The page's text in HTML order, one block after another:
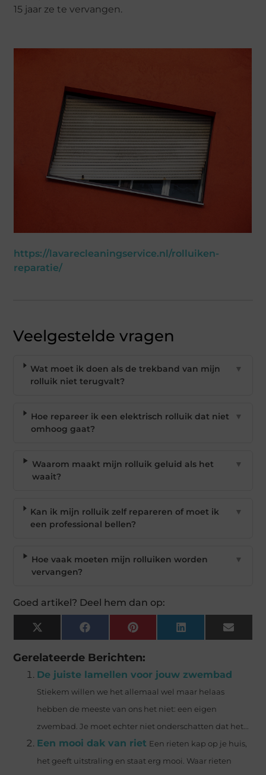
15 jaar ze te vervangen.
https://lavarecleaningservice.nl/rolluiken-
reparatie/
Veelgestelde vragen
Wat moet ik doen als de trekband van mijn
rolluik niet terugvalt?
▼
Hoe repareer ik een elektrisch rolluik dat niet
omhoog gaat?
▼
Waarom maakt mijn rolluik geluid als het
waait?
▼
Kan ik mijn rolluik zelf repareren of moet ik
een professional bellen?
▼
Hoe vaak moeten mijn rolluiken worden
vervangen?
▼
Goed artikel? Deel hem dan op:
X
(Twitter)
Facebook Pinterest LinkedIn Email
Gerelateerde Berichten:
De juiste lamellen voor jouw zwembad
Stiekem willen we het allemaal wel maar helaas
hebben de meeste van ons het niet: een eigen
zwembad. Je moet echter niet onderschatten dat het...
Een mooi dak van riet Een rieten kap op je huis,
het geeft uitstraling en staat erg mooi. Waar rieten